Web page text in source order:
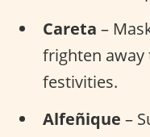
Careta –
frighten away
festivities.
Alfeñique –